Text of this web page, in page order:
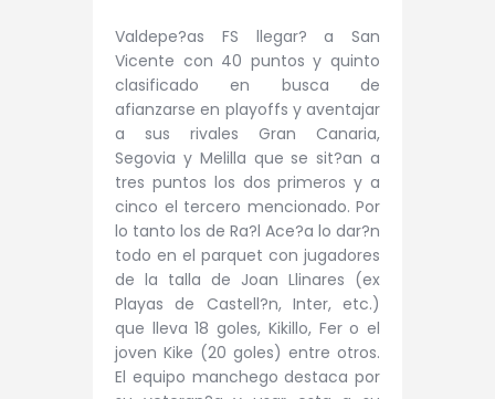
Valdepe?as FS llegar? a San
Vicente con 40 puntos y quinto
clasificado en busca de
afianzarse en playoffs y aventajar
a sus rivales Gran Canaria,
Segovia y Melilla que se sit?an a
tres puntos los dos primeros y a
cinco el tercero mencionado. Por
lo tanto los de Ra?l Ace?a lo dar?n
todo en el parquet con jugadores
de la talla de Joan Llinares (ex
Playas de Castell?n, Inter, etc.)
que lleva 18 goles, Kikillo, Fer o el
joven Kike (20 goles) entre otros.
El equipo manchego destaca por